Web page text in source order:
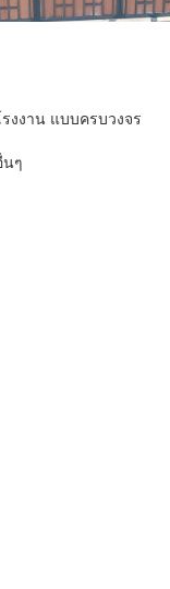
งงาน แบบครบวงจร
นๆ